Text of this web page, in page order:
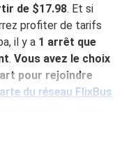
de $17.98. Et si
profiter de tarifs
il y a 1 arrêt que
. Vous avez le choix
pour rejoindre
du réseau FlixBus